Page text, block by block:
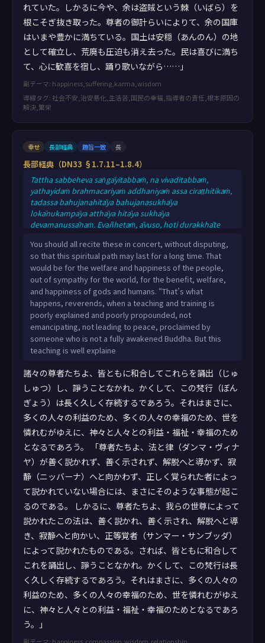
れていた。しかるに今や、余は盗賊という棘（いばら）を
根こそぎ抜き取った。尊者の御計らいによりて、余の国庫
はいまや豊かに満ちている。国土は安穏（あんのん）の地
として確立し、荒廃も圧迫も消え去った。民は喜びに満ち
て、心に歓喜を宿し、踊り歌いながら……」
副テーマ: happiness,suffering,karma,wisdom
導線タグ: 社会不安,治安悪化,生活苦,国民の幸福,指導者の責任,根本原因の
解決,繁栄
幸せ 長部経典 趣旨一致 長
長部経典（DN33 §1.7.11–1.8.4）
Tattha sabbeheva saṅgāyitabbaṁ, na vivaditabbaṁ,
yathayidaṁ brahmacariyaṁ addhaniyaṁ assa ciraṭṭhitikaṁ,
tadassa bahujanahitāya bahujanasukhāya
lokānukampāya atthāya hitāya sukhāya
devamanussānaṁ. Evañhetaṁ, āvuso, hoti durakkhāte
anupasamasaṁvattanike asammāsambuddhappavedite.
Ayaṁ kho panāvuso, amhākaṁ bhagavatā dhammo
svākkhāto suppavedito niyyāniko upasamasaṁvattaniko
sammāsambuddhappavedito. Tattha sabbeheva
saṅgāyitabbaṁ, na vivaditabbaṁ, yathayidaṁ brah
You should all recite these in concert, without disputing,
so that this spiritual path may last for a long time. That
would be for the welfare and happiness of the people,
out of sympathy for the world, for the benefit, welfare,
and happiness of gods and humans. “That’s what
happens, reverends, when a teaching and training is
poorly explained and poorly propounded, not
emancipating, not leading to peace, proclaimed by
someone who is not a fully awakened Buddha. But this
teaching is well explaine
諸々の尊者たちよ、皆ともに和合してこれらを誦出（じゅ
しゅつ）し、諍うことなかれ。かくして、この梵行（ぼん
ぎょう）は長く久しく存続するであろう。それはまさに、
多くの人々の利益のため、多くの人々の幸福のため、世を
憐れむがゆえに、神々と人々との利益・福祉・幸福のため
となるであろう。 「尊者たちよ、法と律（ダンマ・ヴィナ
ヤ）が善く説かれず、善く示されず、解脱へと導かず、寂
静（ニッバーナ）へと向かわず、正しく覚られた者によっ
て説かれていない場合には、まさにそのような事態が起こ
るのである。 しかるに、尊者たちよ、我らの世尊によって
説かれたこの法は、善く説かれ、善く示され、解脱へと導
き、寂静へと向かい、正等覚者（サンマー・サンブッダ）
によって説かれたものである。されば、皆ともに和合して
これを誦出し、諍うことなかれ。かくして、この梵行は長
く久しく存続するであろう。それはまさに、多くの人々の
利益のため、多くの人々の幸福のため、世を憐れむがゆえ
に、神々と人々との利益・福祉・幸福のためとなるであろ
う。」